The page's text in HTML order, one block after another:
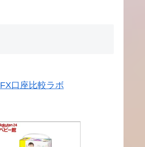
FX口座比較ラボ